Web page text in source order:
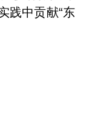
践中贡献“东